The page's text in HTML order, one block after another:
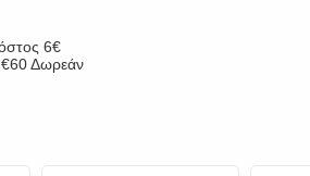
6€
€60 Δωρεάν